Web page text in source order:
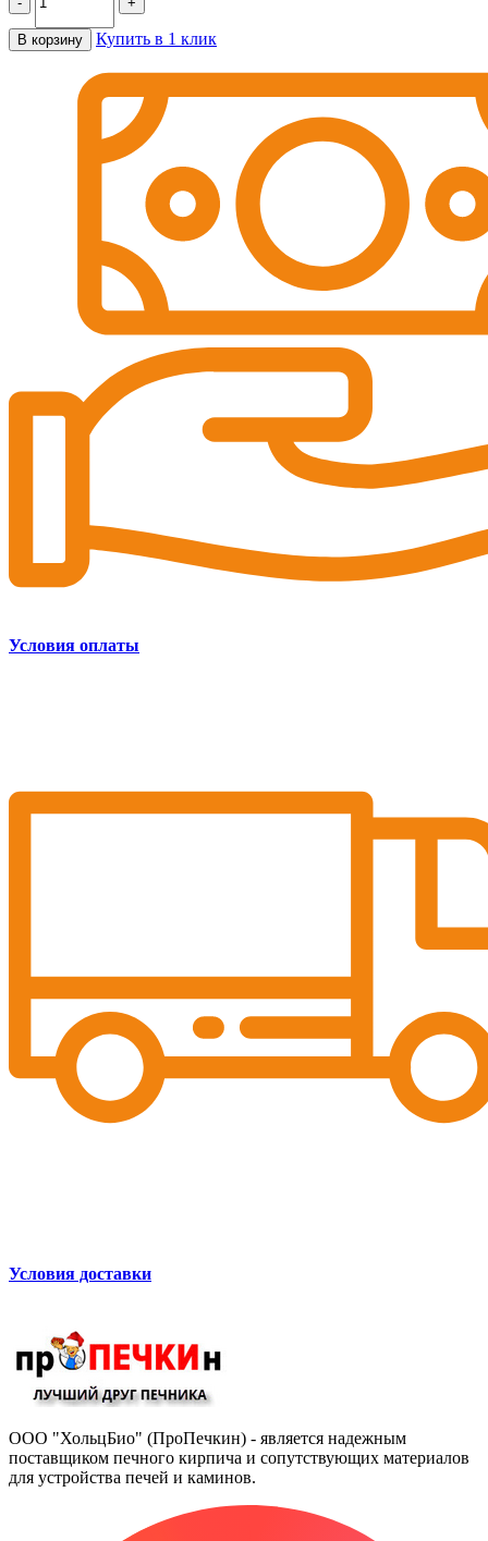
В корзину Купить в 1 клик
Условия оплаты
Условия доставки
ООО "ХольцБио" (ПроПечкин) - является надежным
поставщиком печного кирпича и сопутствующих материалов
для устройства печей и каминов.